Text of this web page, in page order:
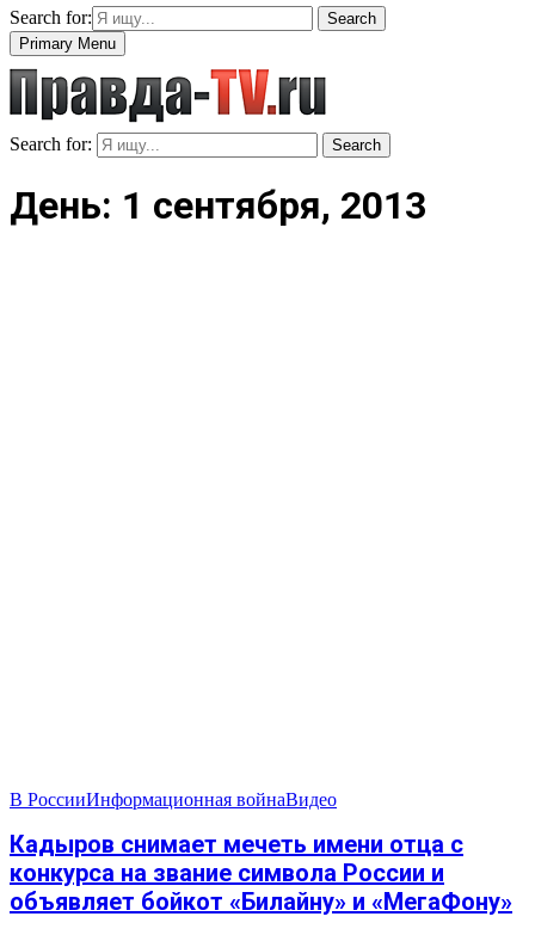
Search for:
Search
Primary Menu
Search for: Search
День: 1 сентября, 2013
В РоссииИнформационная войнаВидео
Кадыров снимает мечеть имени отца с
конкурса на звание символа России и
объявляет бойкот «Билайну» и «МегаФону»